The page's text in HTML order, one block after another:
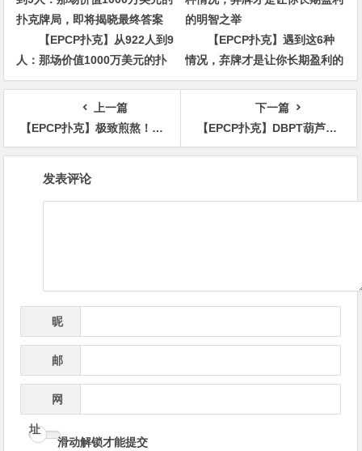
【EPCP扑克】从922人到9
人：那场价值1000万美元的扑
克牌局，即将揭晓最终答案
【EPCP扑克】遇到这6种
情况，弃牌才是让你长期盈利的
明智之举
上一篇
【EPCP扑克】极致煎熬！2026WSOP 主赛泡沫圈定档 Day4，经典剧本再度复刻
下一篇
【EPCP扑克】DBPT葫芦岛站决赛桌诞生！于永泽487万记分牌领跑，十强争霸一触即发
发表评论
昵
邮
网
址
滑动解锁才能提交